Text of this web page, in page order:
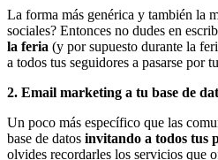
La forma más genérica y también la
sociales? Entonces no dudes en
la feria (y por supuesto durante la
a todos tus seguidores a pasarse por
2. Email marketing a tu base de
Un poco más específico que las
base de datos invitando a todos tus
olvides recordarles los servicios que